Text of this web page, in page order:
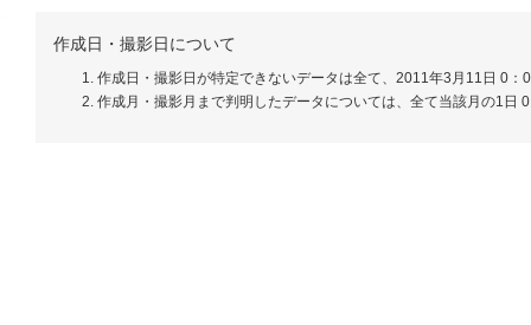
作成日・撮影日について
作成日・撮影日が特定できないデータは全て、2011年3月11日 0：
作成月・撮影月まで判明したデータについては、全て当該月の1日